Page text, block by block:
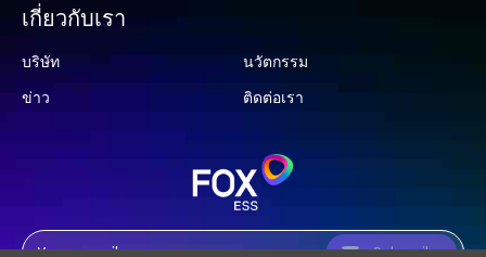
เกี่ยวกับเรา
บริษัท
นวัตกรรม
ข่าว
ติดต่อเรา